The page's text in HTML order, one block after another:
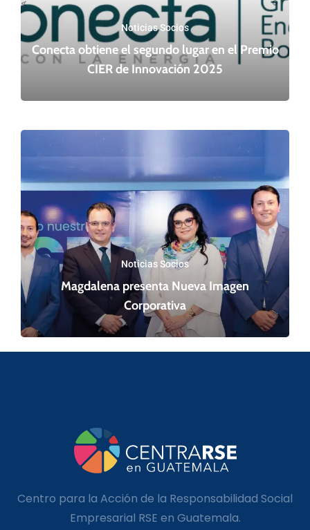
Noticias Socios
Conecta obtiene el segundo lugar en el Premio
CIER de Innovación 2025
Noticias Socios
Magdalena presenta Nueva Imagen
Corporativa
Centro para la Acción de la Responsabilidad Social
Empresarial RSE en Guatemala.